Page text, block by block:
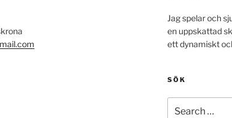
Jag spelar och
en uppskattad
ett dynamiskt
SÖK
for: